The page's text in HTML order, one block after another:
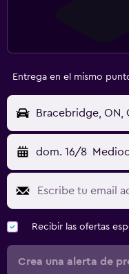
Entrega en el mismo
Bracebridge, ON,
dom. 16/8
Recibir las ofertas
Crea una alerta de